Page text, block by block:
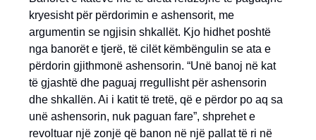
kryesisht për përdorimin e ashensorit, me
argumentin se ngjisin shkallët. Kjo hidhet poshtë
nga banorët e tjerë, të cilët këmbëngulin se ata e
përdorin gjithmonë ashensorin. “Unë banoj në kat
të gjashtë dhe paguaj rregullisht për ashensorin
dhe shkallën. Ai i katit të tretë, që e përdor po aq sa
unë ashensorin, nuk paguan fare”, shprehet e
revoltuar një zonjë që banon në një pallat të ri në